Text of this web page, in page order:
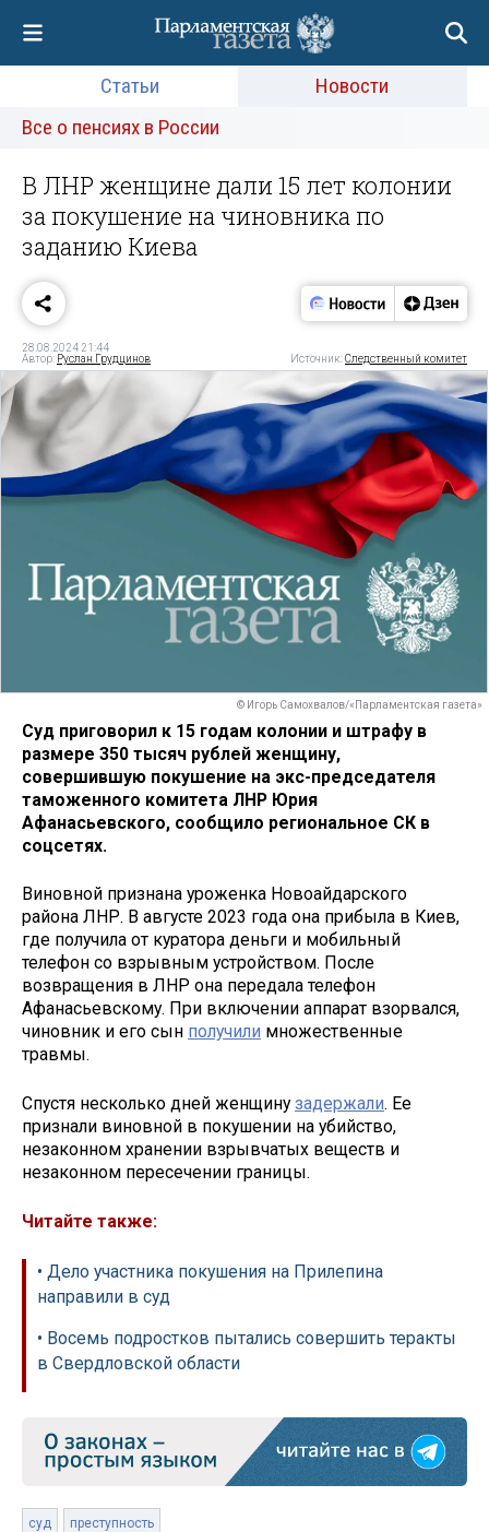
Статьи
Новости
Все о пенсиях в России
В ЛНР женщине дали 15 лет колонии
за покушение на чиновника по
заданию Киева
28.08.2024 21:44
Автор: Руслан Грудцинов Источник:Следственный комитет
© Игорь Самохвалов/«Парламентская газета»
Суд приговорил к 15 годам колонии и штрафу в
размере 350 тысяч рублей женщину,
совершившую покушение на экс-председателя
таможенного комитета ЛНР Юрия
Афанасьевского, сообщило региональное СК в
соцсетях.
Виновной признана уроженка Новоайдарского
района ЛНР. В августе 2023 года она прибыла в Киев,
где получила от куратора деньги и мобильный
телефон со взрывным устройством. После
возвращения в ЛНР она передала телефон
Афанасьевскому. При включении аппарат взорвался,
чиновник и его сын получили множественные
травмы.
Спустя несколько дней женщинузадержали. Ее
признали виновной в покушении на убийство,
незаконном хранении взрывчатых веществ и
незаконном пересечении границы.
Читайте также:
• Дело участника покушения на Прилепина
направили в суд
• Восемь подростков пытались совершить теракты
в Свердловской области
суд преступность